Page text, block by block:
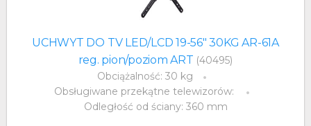
UCHWYT DO TV LED/LCD 19-56" 30KG AR-61A
reg. pion/poziom ART (40495)
Obciążalność: 30 kg
Obsługiwane przekątne telewizorów:
Odległość od ściany: 360 mm